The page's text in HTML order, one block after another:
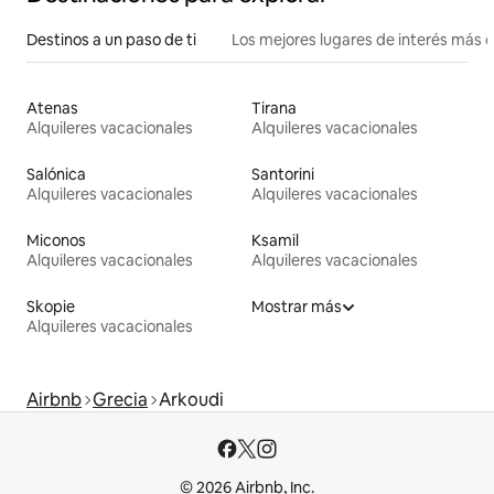
Destinos a un paso de ti Los mejores lugares de interés más
Atenas
Alquileres vacacionales
Tirana
Alquileres vacacionales
Salónica
Alquileres vacacionales
Santorini
Alquileres vacacionales
Miconos
Alquileres vacacionales
Ksamil
Alquileres vacacionales
Skopie
Alquileres vacacionales
Mostrar más
Airbnb Grecia Arkoudi
© 2026 Airbnb, Inc.